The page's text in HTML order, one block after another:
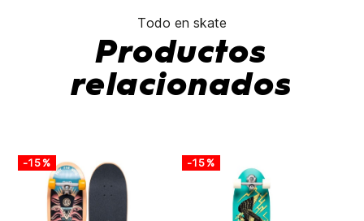
Todo en skate
Productos
relacionados
-15% -15%